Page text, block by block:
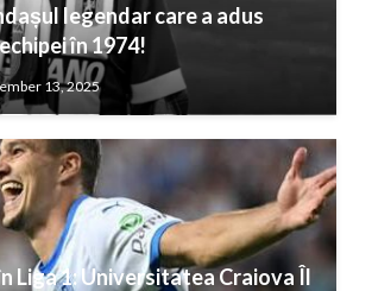
legendar care a adus
în 1974!
13, 2025
Liga 1: Universitatea Craiova Îl